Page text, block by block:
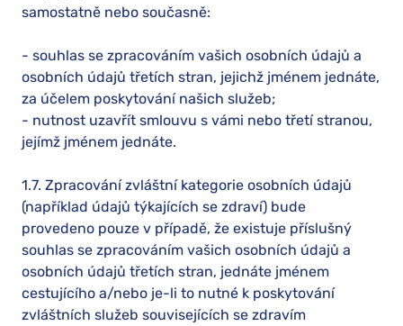
samostatně nebo současně:
- souhlas se zpracováním vašich osobních údajů a
osobních údajů třetích stran, jejichž jménem jednáte,
za účelem poskytování našich služeb;
- nutnost uzavřít smlouvu s vámi nebo třetí stranou,
jejímž jménem jednáte.
1.7. Zpracování zvláštní kategorie osobních údajů
(například údajů týkajících se zdraví) bude
provedeno pouze v případě, že existuje příslušný
souhlas se zpracováním vašich osobních údajů a
osobních údajů třetích stran, jednáte jménem
cestujícího a/nebo je-li to nutné k poskytování
zvláštních služeb souvisejících se zdravím